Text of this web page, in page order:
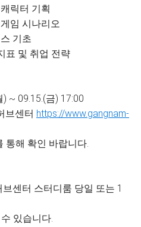
릭터 기획
임 시나리오
기초
표 및 취업 전략
) ~ 09.15.(금) 17:00
브센터 https://www.gangnam-
통해 확인 바랍니다.
센터 스터디룸 당일 또는 1
있습니다.